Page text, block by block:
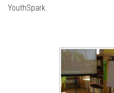
YouthSpark.